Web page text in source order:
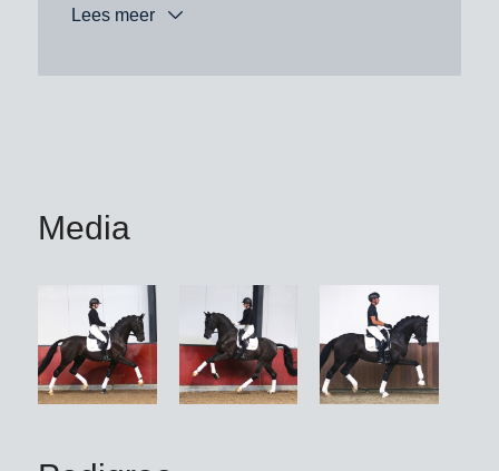
hengstenkeuringscommissie van het
carrière ook begon in Münster-
keuring als kampioenshengst en als
sensationele topper van de veiling.
Vervolgens werd hij gepresenteerd als
premiehengst in Denemarken en
voltooide hij daar zijn 14-daagse test
galop en een 10 voor werklust,
Lees meer
Media